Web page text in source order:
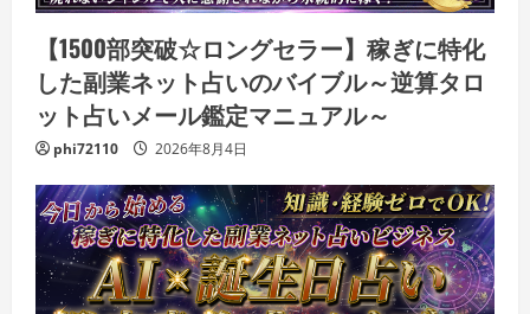
【1500部突破☆ロングセラー】稼ぎに特化
した副業ネット占いのバイブル～逆算タロ
ット占いメール鑑定マニュアル～
phi72110 2026年8月4日